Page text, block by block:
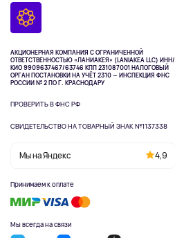
АКЦИОНЕРНАЯ КОМПАНИЯ С ОГРАНИЧЕННОЙ
ОТВЕТСТВЕННОСТЬЮ «ЛАНИАКЕЯ» (LANIAKEA LLC) ИНН/
КИО 9909637467/63746 КПП 231087001НАЛОГОВЫЙ
ОРГАН ПОСТАНОВКИ НА УЧЁТ 2310 — ИНСПЕКЦИЯ ФНС
РОССИИ № 2 ПО Г. КРАСНОДАРУ
ПРОВЕРИТЬ В ФНС РФ
СВИДЕТЕЛЬСТВО НА ТОВАРНЫЙ ЗНАК №1137338
Мы на Яндекс 4,9
Принимаем к оплате
Мы всегда на связи